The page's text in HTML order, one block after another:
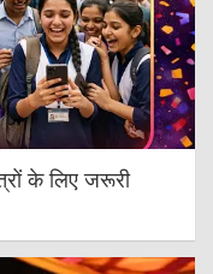
के लिए जरूरी